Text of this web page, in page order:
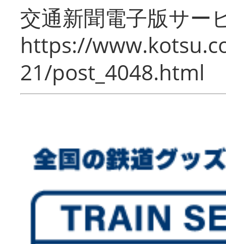
交通新聞電子版サー
https://
21/post_4048.html